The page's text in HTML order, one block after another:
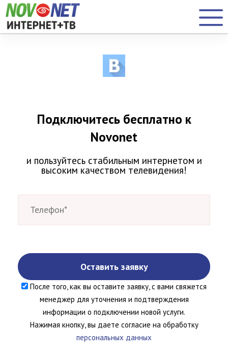
Подключитесь бесплатно к
Novonet
и пользуйтесь стабильным интернетом и
высоким качеством телевидения!
После того, как вы оставите заявку, с вами свяжется
менеджер для уточнения и подтверждения
информации о подключении новой услуги.
Нажимая кнопку, вы даете согласие на обработку
персональных данных